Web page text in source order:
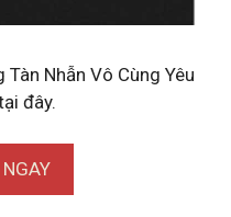
Nhẫn Vô Cùng Yêu
đây.